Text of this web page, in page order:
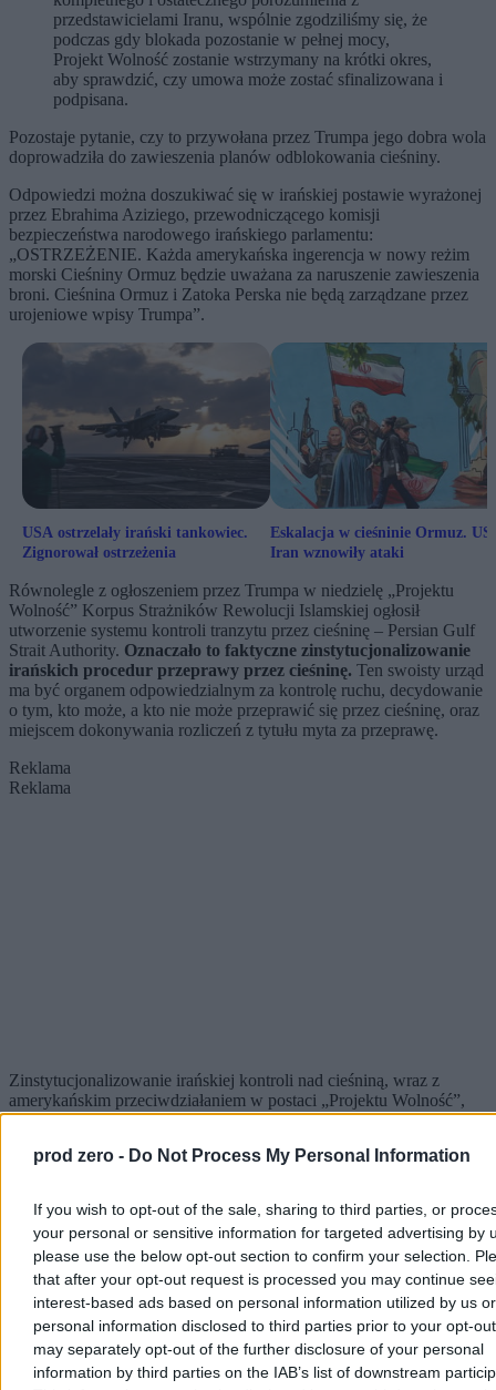
prod zero - Do Not Process My Personal Information
If you wish to opt-out of the sale, sharing to third parties, or
your personal or sensitive information for targeted advertising by
please use the below opt-out section to confirm your selection.
that after your opt-out request is processed you may continue
interest-based ads based on personal information utilized by us or
personal information disclosed to third parties prior to your opt-
may separately opt-out of the further disclosure of your personal
information by third parties on the IAB’s list of downstream
przedstawicielami Iranu, wspólnie zgodziliśmy się, że
podczas gdy blokada pozostanie w pełnej mocy,
Projekt Wolność zostanie wstrzymany na krótki okres,
aby sprawdzić, czy umowa może zostać sfinalizowana i
podpisana.
Pozostaje pytanie, czy to przywołana przez Trumpa jego dobra wola
doprowadziła do zawieszenia planów odblokowania cieśniny.
Odpowiedzi można doszukiwać się w irańskiej postawie wyrażonej
przez Ebrahima Aziziego, przewodniczącego komisji
bezpieczeństwa narodowego irańskiego parlamentu:
„OSTRZEŻENIE. Każda amerykańska ingerencja w nowy reżim
morski Cieśniny Ormuz będzie uważana za naruszenie zawieszenia
broni. Cieśnina Ormuz i Zatoka Perska nie będą zarządzane przez
urojeniowe wpisy Trumpa”.
USA ostrzelały irański tankowiec.
Zignorował ostrzeżenia
Eskalacja w cieśninie Ormuz.
Iran wznowiły ataki
Równolegle z ogłoszeniem przez Trumpa w niedzielę „Projektu
Wolność” Korpus Strażników Rewolucji Islamskiej ogłosił
utworzenie systemu kontroli tranzytu przez cieśninę – Persian Gulf
Strait Authority. Oznaczało to faktyczne zinstytucjonalizowanie
irańskich procedur przeprawy przez cieśninę. Ten swoisty urząd
ma być organem odpowiedzialnym za kontrolę ruchu, decydowanie
o tym, kto może, a kto nie może przeprawić się przez cieśninę, oraz
miejscem dokonywania rozliczeń z tytułu myta za przeprawę.
Reklama
Reklama
Zinstytucjonalizowanie irańskiej kontroli nad cieśniną, wraz z
amerykańskim przeciwdziałaniem w postaci „Projektu Wolność”,
doprowadziło do prób egzekwowania determinacji najpierw
Celem – do którego Iran się nie przyznał, nazywając ataki
Arabskie.
W ich kierunku wystrzelono salwę 15 pocisków rakietowych oraz 4
dronów. Większość z nich ZEA przechwyciły, jednak jeden dron
przebił się i uderzył w Fujairah Petroleum Industrial Zone, czyli
strefę przemysłu naftowego w Fudżajrze. Dwa kolejne trafiły w
pusty tankowiec należący do Emiratów. W odpowiedzi USA
zatopiły sześć irańskich łodzi.Incydent faktycznie doprowadził do
eskalacji.